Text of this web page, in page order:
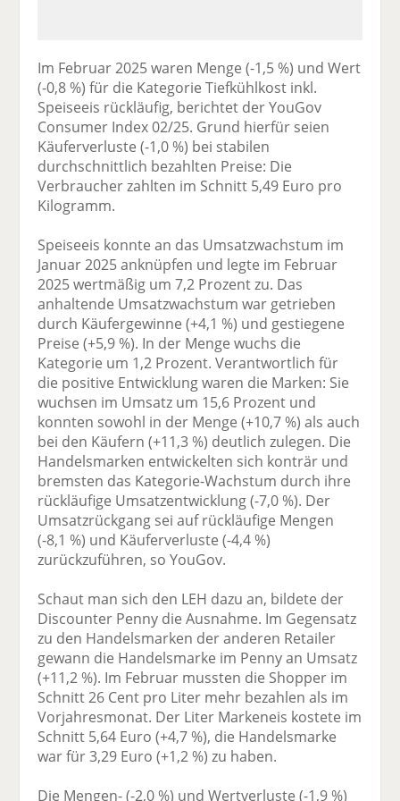
Im Februar 2025 waren Menge (-1,5 %) und Wert
(-0,8 %) für die Kategorie Tiefkühlkost inkl.
Speiseeis rückläufig, berichtet der YouGov
Consumer Index 02/25. Grund hierfür seien
Käuferverluste (-1,0 %) bei stabilen
durchschnittlich bezahlten Preise: Die
Verbraucher zahlten im Schnitt 5,49 Euro pro
Kilogramm.
Speiseeis konnte an das Umsatzwachstum im
Januar 2025 anknüpfen und legte im Februar
2025 wertmäßig um 7,2 Prozent zu. Das
anhaltende Umsatzwachstum war getrieben
durch Käufergewinne (+4,1 %) und gestiegene
Preise (+5,9 %). In der Menge wuchs die
Kategorie um 1,2 Prozent. Verantwortlich für
die positive Entwicklung waren die Marken: Sie
wuchsen im Umsatz um 15,6 Prozent und
konnten sowohl in der Menge (+10,7 %) als auch
bei den Käufern (+11,3 %) deutlich zulegen. Die
Handelsmarken entwickelten sich konträr und
bremsten das Kategorie-Wachstum durch ihre
rückläufige Umsatzentwicklung (-7,0 %). Der
Umsatzrückgang sei auf rückläufige Mengen
(-8,1 %) und Käuferverluste (-4,4 %)
zurückzuführen, so YouGov.
Schaut man sich den LEH dazu an, bildete der
Discounter Penny die Ausnahme. Im Gegensatz
zu den Handelsmarken der anderen Retailer
gewann die Handelsmarke im Penny an Umsatz
(+11,2 %). Im Februar mussten die Shopper im
Schnitt 26 Cent pro Liter mehr bezahlen als im
Vorjahresmonat. Der Liter Markeneis kostete im
Schnitt 5,64 Euro (+4,7 %), die Handelsmarke
war für 3,29 Euro (+1,2 %) zu haben.
Die Mengen- (-2,0 %) und Wertverluste (-1,9 %)